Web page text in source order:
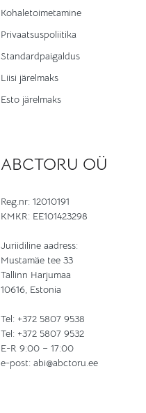
Kohaletoimetamine
Privaatsuspoliitika
Standardpaigaldus
Liisi järelmaks
Esto järelmaks
ABCTORU OÜ
Reg.nr: 12010191
KMKR: EE101423298
Juriidiline aadress:
Mustamäe tee 33
Tallinn Harjumaa
10616, Estonia
Tel: +372 5807 9538
Tel: +372 5807 9532
E-R 9:00 – 17:00
e-post: abi@abctoru.ee